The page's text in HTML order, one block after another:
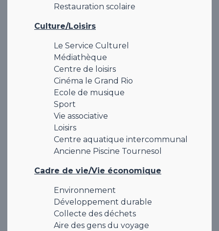
Restauration scolaire
Culture/Loisirs
Le Service Culturel
Médiathèque
Centre de loisirs
Cinéma le Grand Rio
Ecole de musique
Sport
Vie associative
Loisirs
Centre aquatique intercommunal
Ancienne Piscine Tournesol
Cadre de vie/Vie économique
Environnement
Développement durable
Collecte des déchets
Aire des gens du voyage